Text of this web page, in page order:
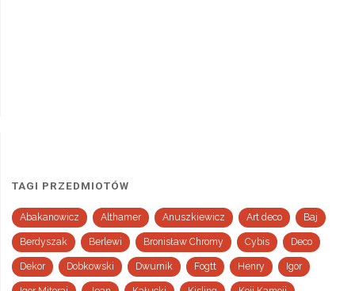
TAGI PRZEDMIOTÓW
Abakanowicz Althamer Anuszkiewicz Art deco Baj
Berdyszak Berlewi Bronisław Chromy Cybis Deco
Dekor Dobkowski Dwurnik Fogtt Henry Igor